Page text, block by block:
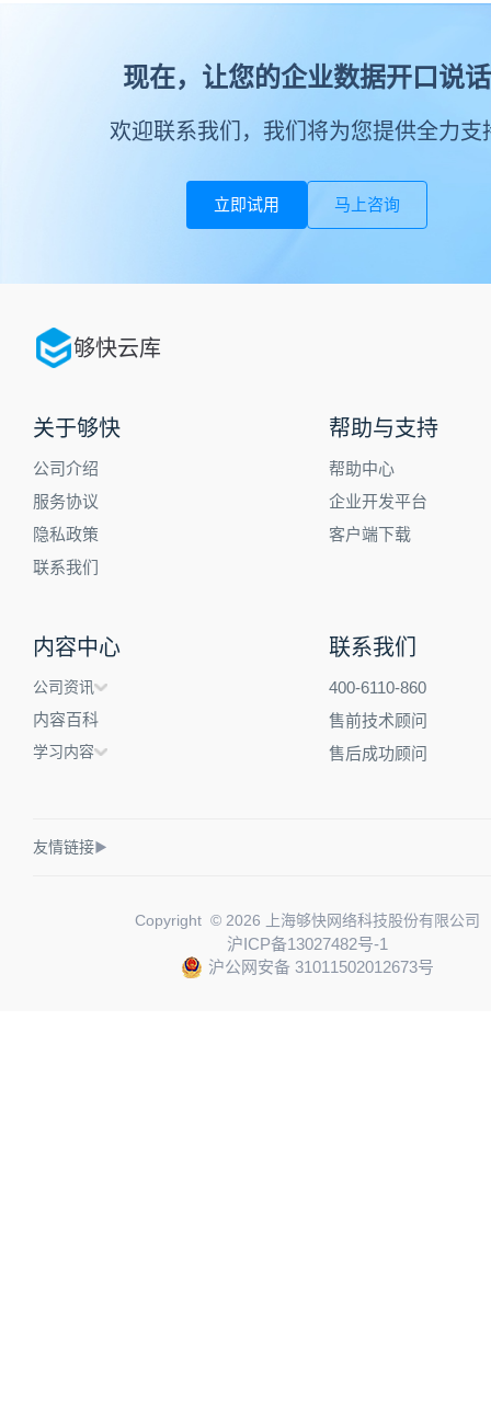
现在，让您的企业数据开口说话
欢迎联系我们，我们将为您提供全力支
立即试用 马上咨询
够快云库
关于够快
公司介绍
服务协议
隐私政策
联系我们
帮助与支持
帮助中心
企业开发平台
客户端下载
内容中心
公司资讯
内容百科
学习内容
联系我们
400-6110-860
售前技术顾问
售后成功顾问
友情链接▶
Copyright © 2026 上海够快网络科技股份有限公司
沪ICP备13027482号-1
沪公网安备 31011502012673号